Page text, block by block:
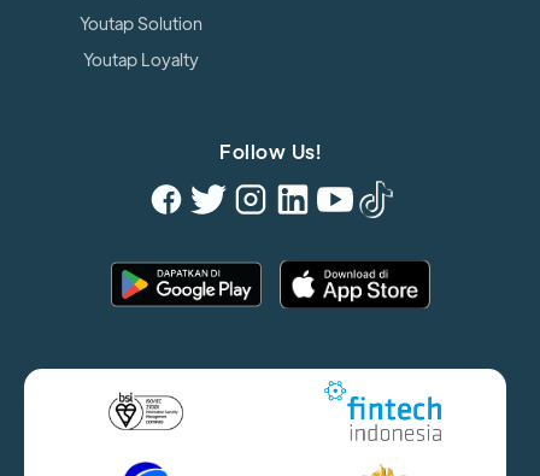
Youtap Solution
Youtap Loyalty
Follow Us!